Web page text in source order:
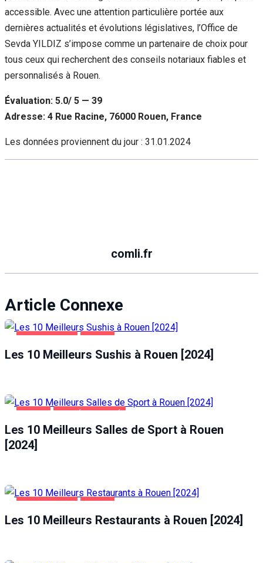
accessible. Avec une attention particulière portée aux
dernières actualités et évolutions législatives, l’Office de
Sevda YILDIZ s’impose comme un partenaire de choix pour
tous ceux qui recherchent des conseils notariaux fiables et
personnalisés à Rouen.
Évaluation: 5.0/ 5 — 39
Adresse: 4 Rue Racine, 76000 Rouen, France
Les données proviennent du jour : 31.01.2024
comli.fr
Article Connexe
Les 10 Meilleurs Sushis à Rouen [2024]
Les 10 Meilleurs Salles de Sport à Rouen
[2024]
Les 10 Meilleurs Restaurants à Rouen [2024]